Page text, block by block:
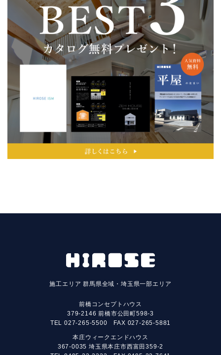
施工エリア群馬県全域・埼玉県一部エリア
前橋コンセプトハウス
379-2146 前橋市公田町598-3
TEL 027-265-5500 FAX 027-265-5881
本庄ウィークエンドハウス
367-0035 埼玉県本庄市西富田359-2